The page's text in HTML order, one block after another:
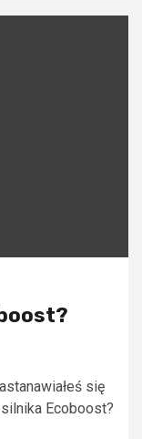
się
Ecoboost?